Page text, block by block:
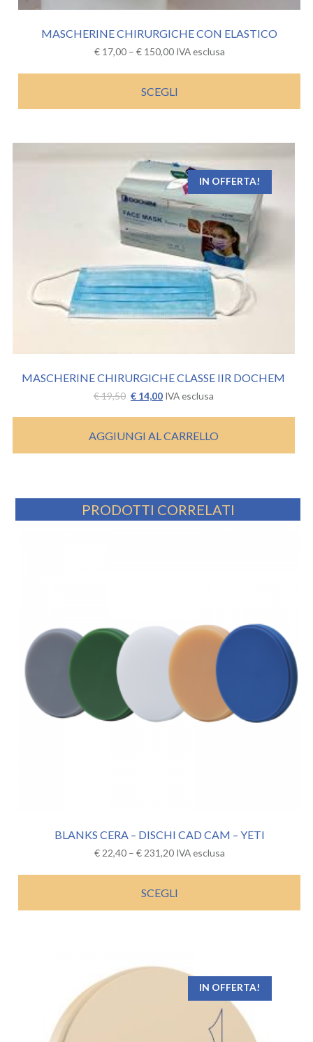
MASCHERINE CHIRURGICHE CON ELASTICO
€17,00– €150,00 IVA esclusa
SCEGLI
IN OFFERTA!
MASCHERINE CHIRURGICHE CLASSE IIR DOCHEM
€19,50 Il
originale
era:
€ 19,50.
€14,00Il
attuale
è:
€ 14,00.
IVA esclusa
AGGIUNGI AL CARRELLO
PRODOTTI CORRELATI
BLANKS CERA – DISCHI CAD CAM – YETI
€22,40– €231,20 IVA esclusa
SCEGLI
IN OFFERTA!